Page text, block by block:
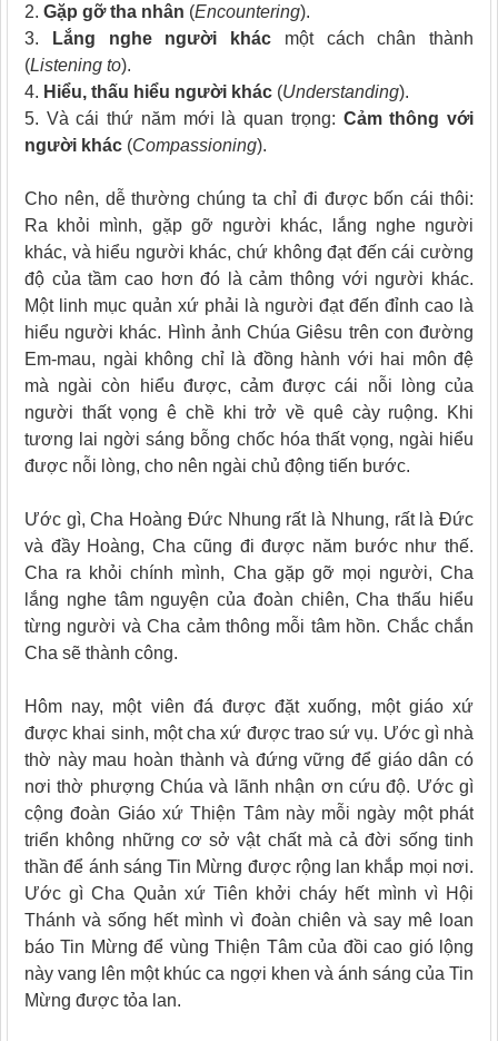
2. Gặp gỡ tha nhân (Encountering).
3.
Lắng nghe người khác một cách chân thành
(Listening to).
4. Hiểu, thấu hiểu người khác (Understanding).
5. Và cái thứ năm mới là quan trọng: Cảm thông với
người khác (Compassioning).
Cho nên, dễ thường chúng ta chỉ đi được bốn cái thôi:
Ra khỏi mình, gặp gỡ người khác, lắng nghe người
khác, và hiểu người khác, chứ không đạt đến cái cường
độ của tầm cao hơn đó là cảm thông với người khác.
Một linh mục quản xứ phải là người đạt đến đỉnh cao là
hiểu người khác. Hình ảnh Chúa Giêsu trên con đường
Em-mau, ngài không chỉ là đồng hành với hai môn đệ
mà ngài còn hiểu được, cảm được cái nỗi lòng của
người thất vọng ê chề khi trở về quê cày ruộng. Khi
tương lai ngời sáng bỗng chốc hóa thất vọng, ngài hiểu
được nỗi lòng, cho nên ngài chủ động tiến bước.
Ước gì, Cha Hoàng Đức Nhung rất là Nhung, rất là Đức
và đầy Hoàng, Cha cũng đi được năm bước như thế.
Cha ra khỏi chính mình, Cha gặp gỡ mọi người, Cha
lắng nghe tâm nguyện của đoàn chiên, Cha thấu hiểu
từng người và Cha cảm thông mỗi tâm hồn. Chắc chắn
Cha sẽ thành công.
Hôm nay, một viên đá được đặt xuống, một giáo xứ
được khai sinh, một cha xứ được trao sứ vụ. Ước gì nhà
thờ này mau hoàn thành và đứng vững để giáo dân có
nơi thờ phượng Chúa và lãnh nhận ơn cứu độ. Ước gì
cộng đoàn Giáo xứ Thiện Tâm này mỗi ngày một phát
triển không những cơ sở vật chất mà cả đời sống tinh
thần để ánh sáng Tin Mừng được rộng lan khắp mọi nơi.
Ước gì Cha Quản xứ Tiên khởi cháy hết mình vì Hội
Thánh và sống hết mình vì đoàn chiên và say mê loan
báo Tin Mừng để vùng Thiện Tâm của đồi cao gió lộng
này vang lên một khúc ca ngợi khen và ánh sáng của Tin
Mừng được tỏa lan.